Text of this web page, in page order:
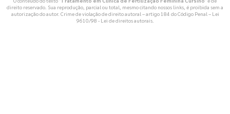
direito reservado. Sua reprodução, parcial ou total, mesmo citando nossos links, é proibida sem a
autorização do autor. Crime de violação de direito autoral – artigo 184 do Código Penal – Lei
9610/98 - Lei de direitos autorais.